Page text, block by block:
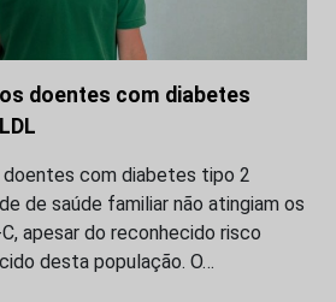
doentes com diabetes
com diabetes tipo 2
de saúde familiar não atingiam os
apesar do reconhecido risco
desta população. O…